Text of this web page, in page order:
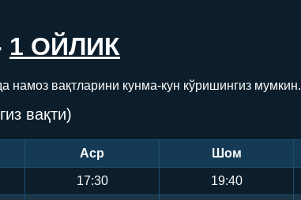
1 ОЙЛИК
вақтларини кунма-кун кўришингиз мумкин.
вақти)
Аср Шом
17:30 19:40